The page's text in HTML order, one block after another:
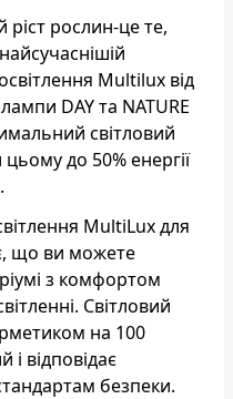
ріст рослин-це те,
Multilux від
лампи DAY та NATURE
світловий
до 50% енергії
MultiLux для
що ви можете
з комфортом
Світловий
на 100
і відповідає
безпеки.